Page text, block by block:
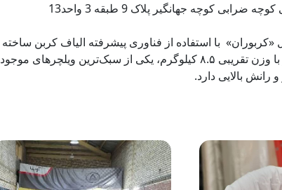
کوچه جهانگیر پلاک 9 طبقه 3 واحد13
«کربوران» با استفاده از فناوری پیشرفته الیاف کربن ساخته
شده است. این ویلچر با وزن تقریبی ۸.۵ کیلوگرم، یکی از سبک‌ترین ویلچرهای موجود
بالایی دارد.